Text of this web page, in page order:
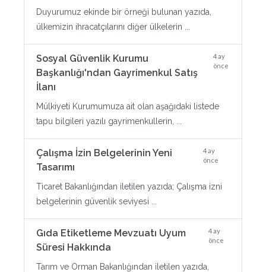
Duyurumuz ekinde bir örneği bulunan yazıda,
ülkemizin ihracatçılarını diğer ülkelerin ...
Sosyal Güvenlik Kurumu
Başkanlığı'ndan Gayrimenkul Satış
İlanı
4 ay
önce
Mülkiyeti Kurumumuza ait olan aşağıdaki listede
tapu bilgileri yazılı gayrimenkullerin, ...
Çalışma İzin Belgelerinin Yeni
Tasarımı
4 ay
önce
Ticaret Bakanlığından iletilen yazıda; Çalışma izni
belgelerinin güvenlik seviyesi ...
Gıda Etiketleme Mevzuatı Uyum
Süresi Hakkında
4 ay
önce
Tarım ve Orman Bakanlığından iletilen yazıda,